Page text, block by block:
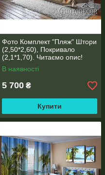
Фото Комплект "Пляж" Штори
(2,50*2,60), Покривало
(2,1*1,70). Читаємо опис!
В наявності
5 700 ₴
Купити